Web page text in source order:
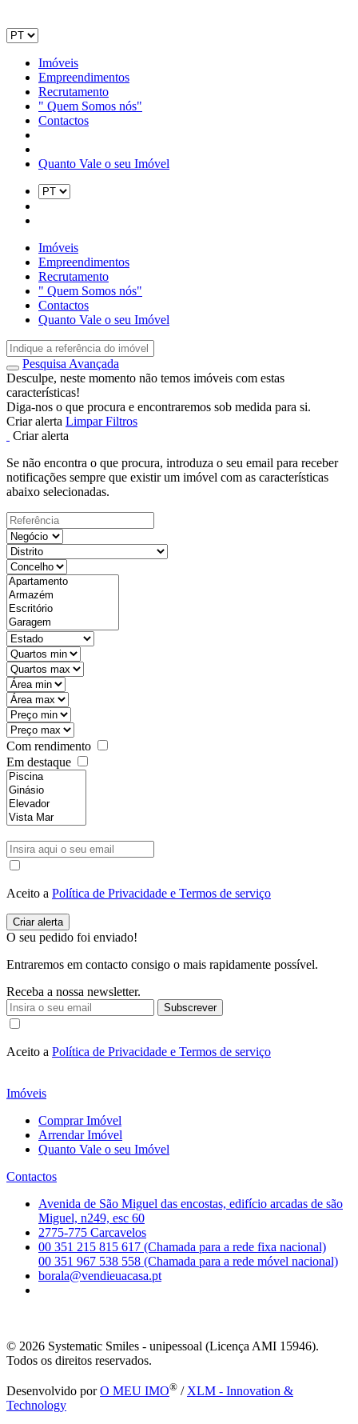
Imóveis
Empreendimentos
Recrutamento
" Quem Somos nós"
Contactos
Quanto Vale o seu Imóvel
Imóveis
Empreendimentos
Recrutamento
" Quem Somos nós"
Contactos
Quanto Vale o seu Imóvel
Pesquisa Avançada
Desculpe, neste momento não temos imóveis com estas
características!
Diga-nos o que procura e encontraremos sob medida para si.
Criar alerta Limpar Filtros
Criar alerta
Se não encontra o que procura, introduza o seu email para receber
notificações sempre que existir um imóvel com as características
abaixo selecionadas.
Com rendimento
Em destaque
Aceito a Política de Privacidade e Termos de serviço
O seu pedido foi enviado!
Entraremos em contacto consigo o mais rapidamente possível.
Receba a nossa newsletter.
Subscrever
Aceito a Política de Privacidade e Termos de serviço
Imóveis
Comprar Imóvel
Arrendar Imóvel
Quanto Vale o seu Imóvel
Contactos
Avenida de São Miguel das encostas, edifício arcadas de são
Miguel, n249, esc 60
2775-775 Carcavelos
00 351 215 815 617 (Chamada para a rede fixa nacional)
00 351 967 538 558 (Chamada para a rede móvel nacional)
borala@vendieuacasa.pt
© 2026 Systematic Smiles - unipessoal (Licença AMI 15946).
Todos os direitos reservados.
Desenvolvido porO MEU IMO® / XLM - Innovation &
Technology